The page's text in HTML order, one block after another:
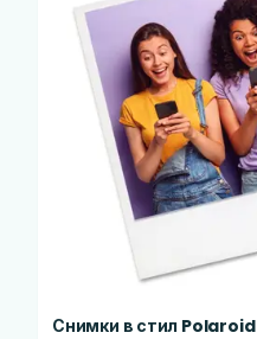
Снимки в стил Polaroid